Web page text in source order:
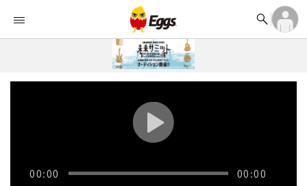


ランキング 
記事 

ログイン
アカウント登録
00:00 00:00